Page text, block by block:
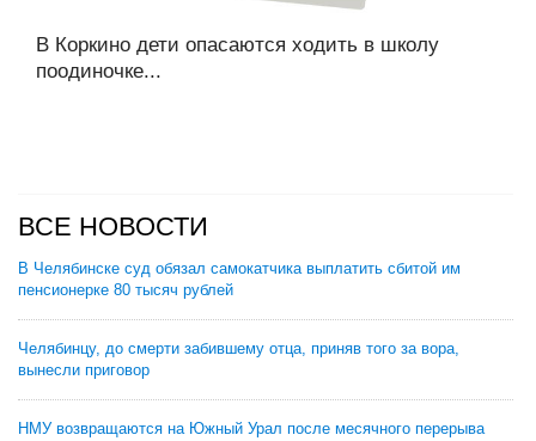
В Коркино дети опасаются ходить в школу
поодиночке...
ВСЕ НОВОСТИ
В Челябинске суд обязал самокатчика выплатить сбитой им
пенсионерке 80 тысяч рублей
Челябинцу, до смерти забившему отца, приняв того за вора,
вынесли приговор
НМУ возвращаются на Южный Урал после месячного перерыва